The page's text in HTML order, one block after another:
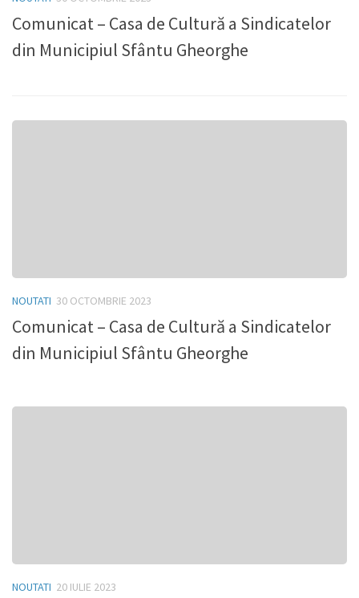
Comunicat – Casa de Cultură a Sindicatelor
din Municipiul Sfântu Gheorghe
NOUTATI 30 OCTOMBRIE 2023
Comunicat – Casa de Cultură a Sindicatelor
din Municipiul Sfântu Gheorghe
NOUTATI 20 IULIE 2023